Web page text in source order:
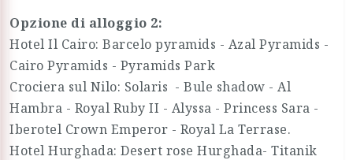
Opzione di alloggio 2:
Hotel Il Cairo: Barcelo pyramids - Azal Pyramids -
Cairo Pyramids - Pyramids Park
Crociera sul Nilo: Solaris - Bule shadow - Al
Hambra - Royal Ruby II - Alyssa - Princess Sara -
Iberotel Crown Emperor - Royal La Terrase.
Hotel Hurghada: Desert rose Hurghada- Titanik